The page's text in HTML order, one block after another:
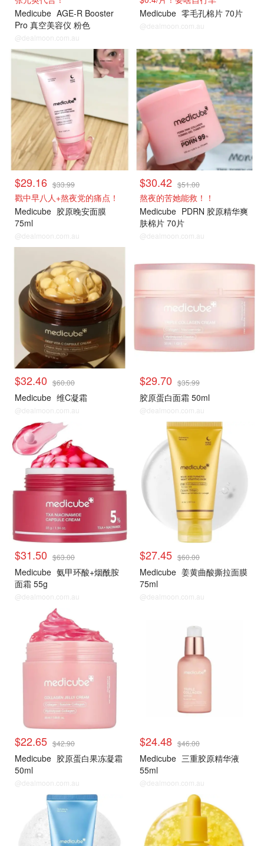
Medicube AGE-R Booster
Pro 真空美容仪 粉色
@dealmoon.com.au
Medicube 零毛孔棉片 70片
@dealmoon.com.au
$29.16 $33.99
戳中早八人+熬夜党的痛点！
Medicube 胶原晚安面膜
75ml
@dealmoon.com.au
$30.42 $51.00
熬夜的苦她能救！！
Medicube PDRN 胶原精华爽
肤棉片 70片
@dealmoon.com.au
$32.40 $60.00
Medicube 维C凝霜
@dealmoon.com.au
$29.70 $35.99
胶原蛋白面霜 50ml
@dealmoon.com.au
$31.50 $63.00
Medicube 氨甲环酸+烟酰胺
面霜 55g
@dealmoon.com.au
$27.45 $60.00
Medicube 姜黄曲酸撕拉面膜
75ml
@dealmoon.com.au
$22.65 $42.90
Medicube 胶原蛋白果冻凝霜
50ml
@dealmoon.com.au
$24.48 $46.00
Medicube 三重胶原精华液
55ml
@dealmoon.com.au